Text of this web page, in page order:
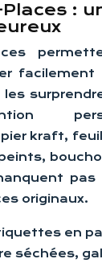
:
facilement
kraft,
pas
originaux.
en
séchées,